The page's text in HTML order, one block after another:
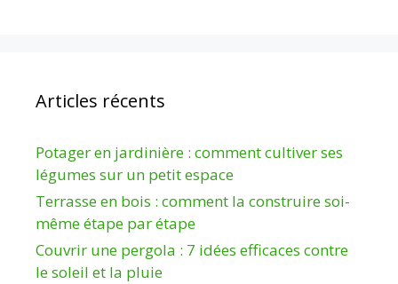
Articles récents
Potager en jardinière : comment cultiver ses
légumes sur un petit espace
Terrasse en bois : comment la construire soi-
même étape par étape
Couvrir une pergola : 7 idées efficaces contre
le soleil et la pluie